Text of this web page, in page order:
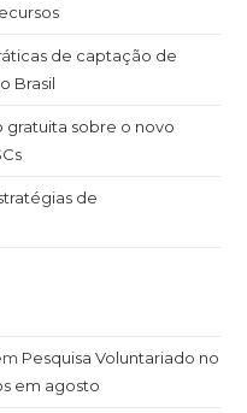
de captação de
Brasil
gratuita sobre o novo
de
Pesquisa Voluntariado no
em agosto